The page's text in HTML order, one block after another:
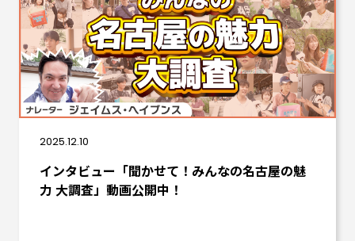
2025.12.10
インタビュー「聞かせて！みんなの名古屋の魅
力 大調査」動画公開中！